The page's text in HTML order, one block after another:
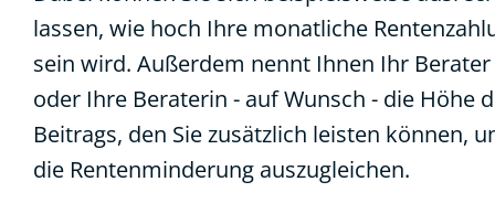
lassen, wie hoch Ihre monatliche
sein wird. Außerdem nennt Ihnen Ihr Berater
oder Ihre Beraterin - auf Wunsch - die Höhe
Beitrags, den Sie zusätzlich leisten können,
die Rentenminderung auszugleichen.